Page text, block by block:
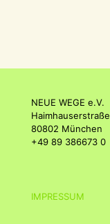
NEUE WEGE e.V.
80802 München
+49 89 386673 0
IMPRESSUM